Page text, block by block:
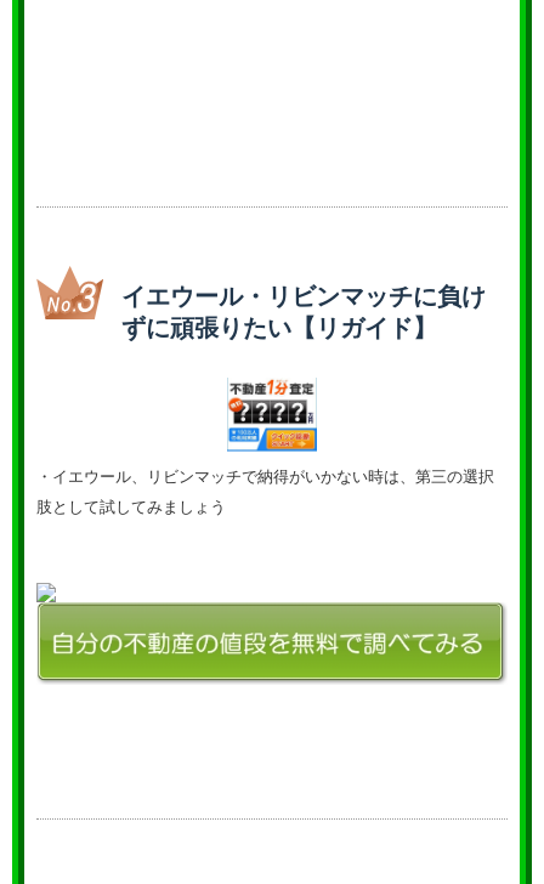
イエウール・リビンマッチに負け
ずに頑張りたい【リガイド】
・イエウール、リビンマッチで納得がいかない時は、第三の選択
肢として試してみましょう